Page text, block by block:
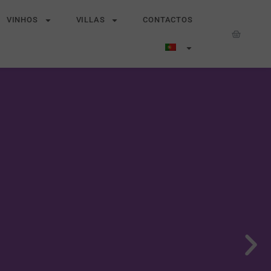
VINHOS VILLAS CONTACTOS